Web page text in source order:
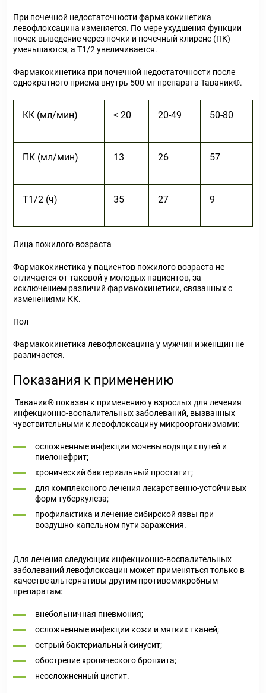
При почечной недостаточности фармакокинетика
левофлоксацина изменяется. По мере ухудшения функции
почек выведение через почки и почечный клиренс (ПК)
уменьшаются, a T1/2 увеличивается.
Фармакокинетика при почечной недостаточности после
однократного приема внутрь 500 мг препарата Таваник®.
КК (мл/мин) < 20 20-49 50-80
ПК (мл/мин) 13 26 57
Т1/2 (ч) 35 27 9
Лица пожилого возраста
Фармакокинетика у пациентов пожилого возраста не
отличается от таковой у молодых пациентов, за
исключением различий фармакокинетики, связанных с
изменениями КК.
Пол
Фармакокинетика левофлоксацина у мужчин и женщин не
различается.
Показания к применению
Таваник® показан к применению у взрослых для лечения
инфекционно-воспалительных заболеваний, вызванных
чувствительными к левофлоксацину микроорганизмами:
осложненные инфекции мочевыводящих путей и
пиелонефрит;
хронический бактериальный простатит;
для комплексного лечения лекарственно-устойчивых
форм туберкулеза;
профилактика и лечение сибирской язвы при
воздушно-капельном пути заражения.
Для лечения следующих инфекционно-воспалительных
заболеваний левофлоксацин может применяться только в
качестве альтернативы другим противомикробным
препаратам:
внебольничная пневмония;
осложненные инфекции кожи и мягких тканей;
острый бактериальный синусит;
обострение хронического бронхита;
неосложненный цистит.